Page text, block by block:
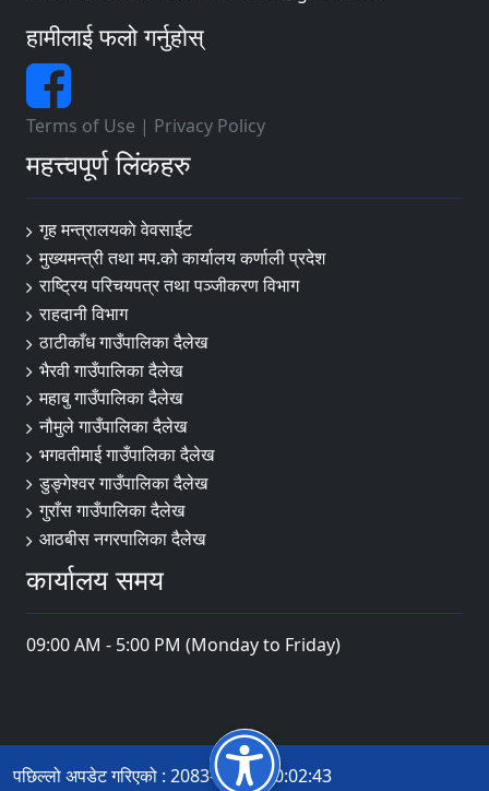
हामीलाई फलो गर्नुहोस्
Terms of Use | Privacy Policy
महत्त्वपूर्ण लिंकहरु
गृह मन्त्रालयकाे वेवसाईट
मुख्यमन्त्री तथा मप.को कार्यालय कर्णाली प्रदेश
राष्ट्रिय परिचयपत्र तथा पञ्जीकरण विभाग
राहदानी विभाग
ठाटीकाँध गाउँपालिका दैलेख
भैरवी गाउँपालिका दैलेख
महाबु गाउँपालिका दैलेख
नौमुले गाउँपालिका दैलेख
भगवतीमाई गाउँपालिका दैलेख
डुङ्गेश्वर गाउँपालिका दैलेख
गुराँस गाउँपालिका दैलेख
आठबीस नगरपालिका दैलेख
कार्यालय समय
09:00 AM - 5:00 PM (Monday to Friday)
पछिल्लो अपडेट गरिएको : 2083-04-17 10:02:43